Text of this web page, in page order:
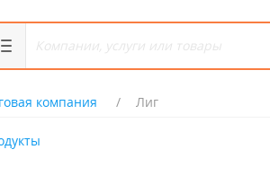
компания Лиг